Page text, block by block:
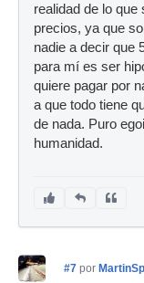
realidad de lo
precios, ya que
nadie a decir que
para mí es ser
quiere pagar por
a que todo tiene
de nada. Puro
humanidad.
#7 por